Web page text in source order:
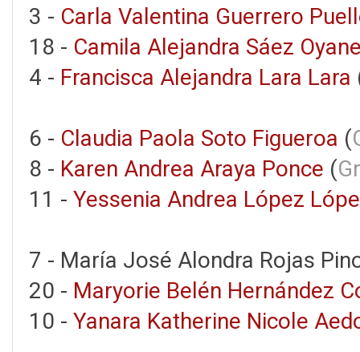
3 - Carla Valentina Guerrero
18 - Camila Alejandra Sáez
4 - Francisca Alejandra Lara Lara
6 - Claudia Paola Soto Figueroa (
8 - Karen Andrea Araya Ponce (
11 - Yessenia Andrea López
7 - María José Alondra Rojas
20 - Maryorie Belén Hernández
10 - Yanara Katherine Nicole